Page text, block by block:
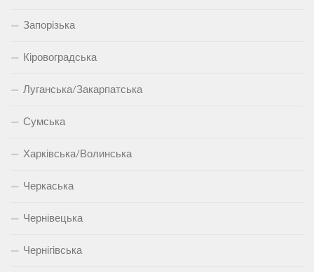
Запорізька
Кіровоградська
Луганська/Закарпатська
Сумська
Харківська/Волинська
Черкаська
Чернівецька
Чернігівська